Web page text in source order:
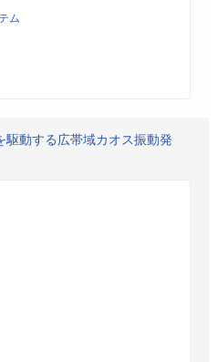
ム
駆動する広帯域カオス振動発